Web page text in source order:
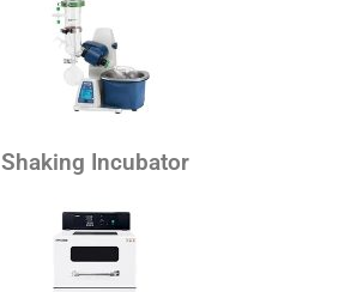
Shaking Incubator